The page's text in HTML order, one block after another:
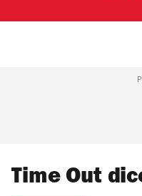
Time Out